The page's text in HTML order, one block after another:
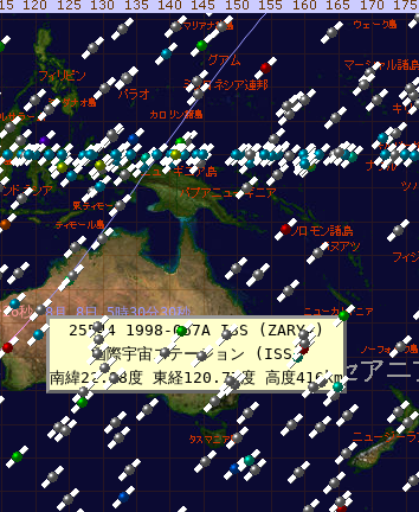
8月 8日 5時30分30秒
秒
25544 1998-067A ISS (ZARYA)
国際宇宙ステーション (ISS)
南緯22.98度 東経120.77度 高度416km